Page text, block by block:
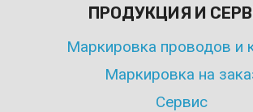
ПРОДУКЦИЯ И
Маркировка проводов и
Маркировка на
Сервис